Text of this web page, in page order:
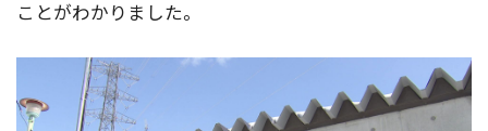
ことがわかりました。